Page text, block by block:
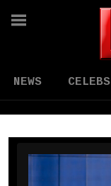
NEWS CELEBS